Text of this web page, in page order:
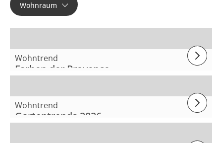
Wohnraum
Wohntrend
Farben der Provence
Wohntrend
Gartentrends 2026